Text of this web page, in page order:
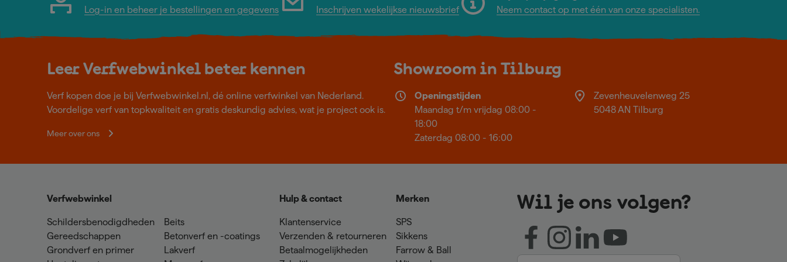
Log-in en beheer je bestellingen en gegevens
Inschrijven wekelijkse nieuwsbrief
Neem contact op met één van onze specialisten.
Leer Verfwebwinkel beter kennen
Verf kopen doe je bij Verfwebwinkel.nl, dé online verfwinkel van Nederland.
Voordelige verf van topkwaliteit en gratis deskundig advies, wat je project ook is.
Meer over ons
Showroom in Tilburg
Openingstijden
Maandag t/m vrijdag 08:00 -
18:00
Zaterdag 08:00 - 16:00
Zevenheuvelenweg 25
5048 AN Tilburg
Verfwebwinkel
Schildersbenodigdheden
Gereedschappen
Grondverf en primer
Beits
Betonverf en -coatings
Lakverf
Hulp & contact
Klantenservice
Verzenden & retourneren
Betaalmogelijkheden
Merken
SPS
Sikkens
Farrow & Ball
Wil je ons volgen?